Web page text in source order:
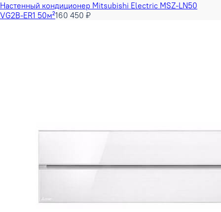
Настенный кондиционер Mitsubishi Electric MSZ-LN50
VG2B-ER1 50м²160 450 ₽